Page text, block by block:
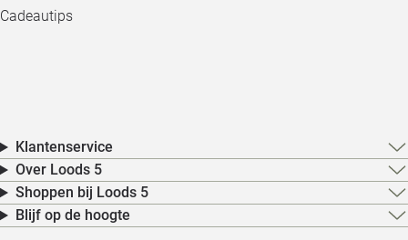
Cadeautips
Klantenservice
Over Loods 5
Shoppen bij Loods 5
Blijf op de hoogte